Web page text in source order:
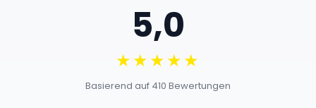
5,0
★★★★★
Basierend auf 410 Bewertungen